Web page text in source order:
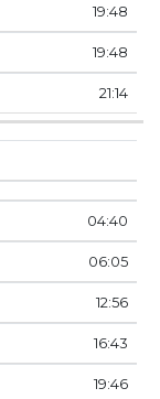
19:48
19:48
21:14
04:40
06:05
12:56
16:43
19:46